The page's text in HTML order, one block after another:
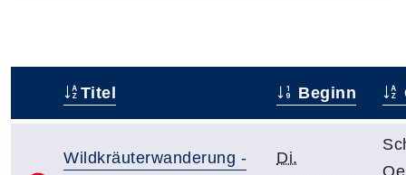
Titel Beginn
Wildkräuterwanderung -
Di.